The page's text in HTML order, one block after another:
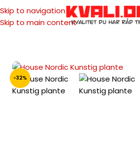
Skip to navigation
Skip to main content
Forside /Havemøbler/Kunstig plante
-32%